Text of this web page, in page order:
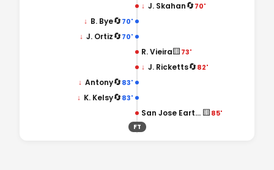
↓ J. Skahan🔄70'
70'
🔄
↓ B. Bye
70'
🔄
↓ J. Ortiz
R. Vieira🟨73'
↓ J. Ricketts🔄82'
83'
🔄
↓ Antony
83'
🔄
↓ K. Kelsy
San Jose Earthquakes 🟨85'
FT